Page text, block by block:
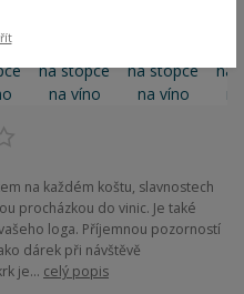
na každém koštu, slavnostech
procházkou do vinic. Je také
loga. Příjemnou pozorností
dárek při návštěvě
je... celý popis